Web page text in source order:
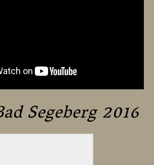
Segeberg 2016